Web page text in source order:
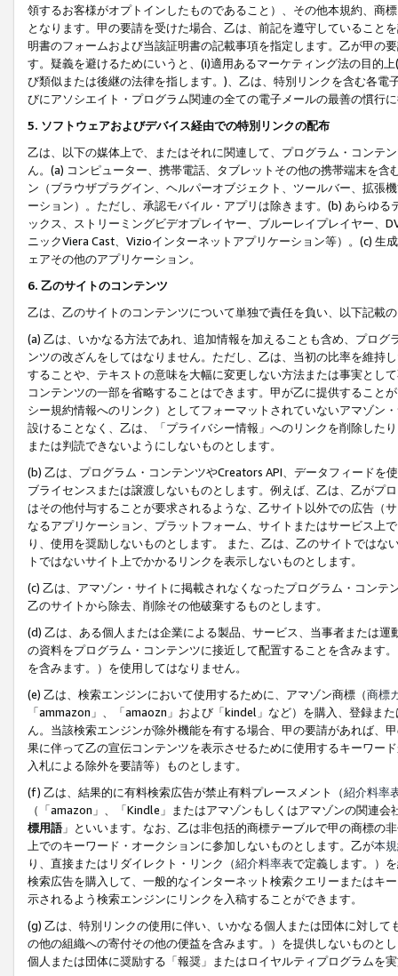
領するお客様がオプトインしたものであること）、その他本規約、商
となります。甲の要請を受けた場合、乙は、前記を遵守していること
明書のフォームおよび当該証明書の記載事項を指定します。乙が甲の
す。疑義を避けるためにいうと、(i)適用あるマーケティング法の目的
び類似または後継の法律を指します。)、乙は、特別リンクを含む各
びにアソシエイト・プログラム関連の全ての電子メールの最善の慣行
5. ソフトウェアおよびデバイス経由での特別リンクの配布
乙は、以下の媒体上で、またはそれに関連して、プログラム・コンテ
ん。(a) コンピューター、携帯電話、タブレットその他の携帯端末を
ン（ブラウザプラグイン、ヘルパーオブジェクト、ツールバー、拡張
ーション）。ただし、承認モバイル・アプリは除きます。(b) あらゆ
ックス、ストリーミングビデオプレイヤー、ブルーレイプレイヤー、
ニックViera Cast、Vizioインターネットアプリケーション等）。(c)
ェアその他のアプリケーション。
6. 乙のサイトのコンテンツ
乙は、乙のサイトのコンテンツについて単独で責任を負い、以下記載
(a) 乙は、いかなる方法であれ、追加情報を加えることも含め、プロ
ンツの改ざんをしてはなりません。ただし、乙は、当初の比率を維持
することや、テキストの意味を大幅に変更しない方法または事実とし
コンテンツの一部を省略することはできます。甲が乙に提供すること
シー規約情報へのリンク）としてフォーマットされていないアマゾン
設けることなく、乙は、「プライバシー情報」へのリンクを削除した
または判読できないようにしないものとします。
(b) 乙は、プログラム・コンテンツやCreators API、データフィード
ブライセンスまたは譲渡しないものとします。例えば、乙は、乙がプ
はその他付与することが要求されるような、乙サイト以外での広告（
なるアプリケーション、プラットフォーム、サイトまたはサービス上
り、使用を奨励しないものとします。 また、乙は、乙のサイトでは
トではないサイト上でかかるリンクを表示しないものとします。
(c) 乙は、アマゾン・サイトに掲載されなくなったプログラム・コン
乙のサイトから除去、削除その他破棄するものとします。
(d) 乙は、ある個人または企業による製品、サービス、当事者または
の資料をプログラム・コンテンツに接近して配置することを含みます
を含みます。）を使用してはなりません。
(e) 乙は、検索エンジンにおいて使用するために、アマゾン商標（商標
「ammazon」、「amaozn」および「kindel」など）を購入、登録ま
ん。当該検索エンジンが除外機能を有する場合、甲の要請があれば、
果に伴って乙の宣伝コンテンツを表示させるために使用するキーワー
入札による除外を要請等）ものとします。
(f) 乙は、結果的に有料検索広告が禁止有料プレースメント（紹介料率
（「amazon」、「Kindle」またはアマゾンもしくはアマゾンの関連
標用語」といいます。なお、乙は非包括的商標テーブルで甲の商標の
上でのキーワード・オークションに参加しないものとします。乙が本
り、直接またはリダイレクト・リンク（紹介料率表で定義します。）
検索広告を購入して、一般的なインターネット検索クエリーまたはキ
示されるよう検索エンジンにリンクを入稿することができます。
(g) 乙は、特別リンクの使用に伴い、いかなる個人または団体に対し
の他の組織への寄付その他の便益を含みます。）を提供しないものと
個人または団体に奨励する「報奨」またはロイヤルティプログラムを